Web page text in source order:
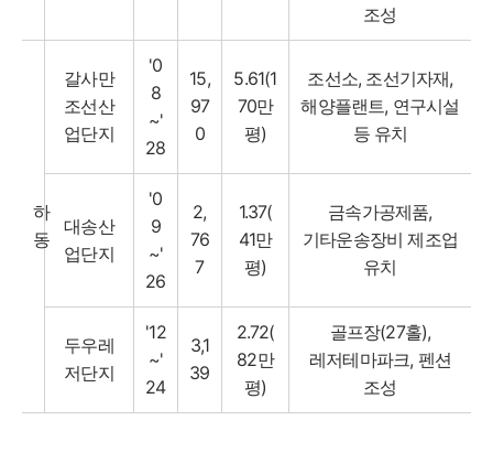
조성
하
동
갈사만
조선산
업단지
'0
8
~'
28
15,
97
0
5.61(1
70만
평)
조선소, 조선기자재,
해양플랜트, 연구시설
등 유치
대송산
업단지
'0
9
~'
26
2,
76
7
1.37(
41만
평)
금속가공제품,
기타운송장비 제조업
유치
두우레
저단지
'12
~'
24
3,1
39
2.72(
82만
평)
골프장(27홀),
레저테마파크, 펜션
조성